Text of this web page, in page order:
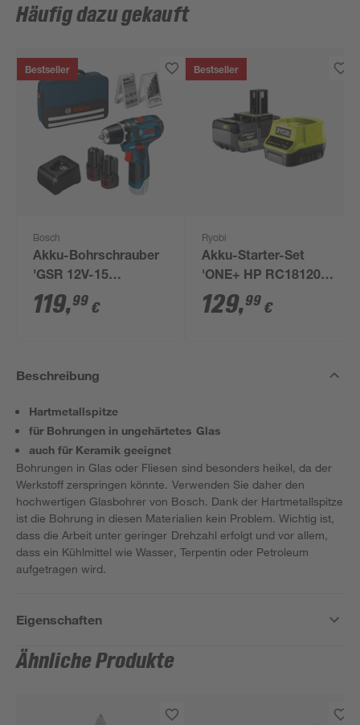
Häufig dazu gekauft
Bestseller
Bosch
Akku-Bohrschrauber
'GSR 12V-15
Professional' mit 2
Akkus, Tasche und
119,99 €
Bestseller
Ryobi
Akku-Starter-Set
'ONE+ HP RC18120-
150X' 18 V 5,0 Ah mit
Akku und Ladegerät
129,99 €
Beschreibung
Hartmetallspitze
für Bohrungen in ungehärtetes Glas
auch für Keramik geeignet
Bohrungen in Glas oder Fliesen sind besonders heikel, da der
Werkstoff zerspringen könnte. Verwenden Sie daher den
hochwertigen Glasbohrer von Bosch. Dank der Hartmetallspitze
ist die Bohrung in diesen Materialien kein Problem. Wichtig ist,
dass die Arbeit unter geringer Drehzahl erfolgt und vor allem,
dass ein Kühlmittel wie Wasser, Terpentin oder Petroleum
aufgetragen wird.
Eigenschaften
Ähnliche Produkte